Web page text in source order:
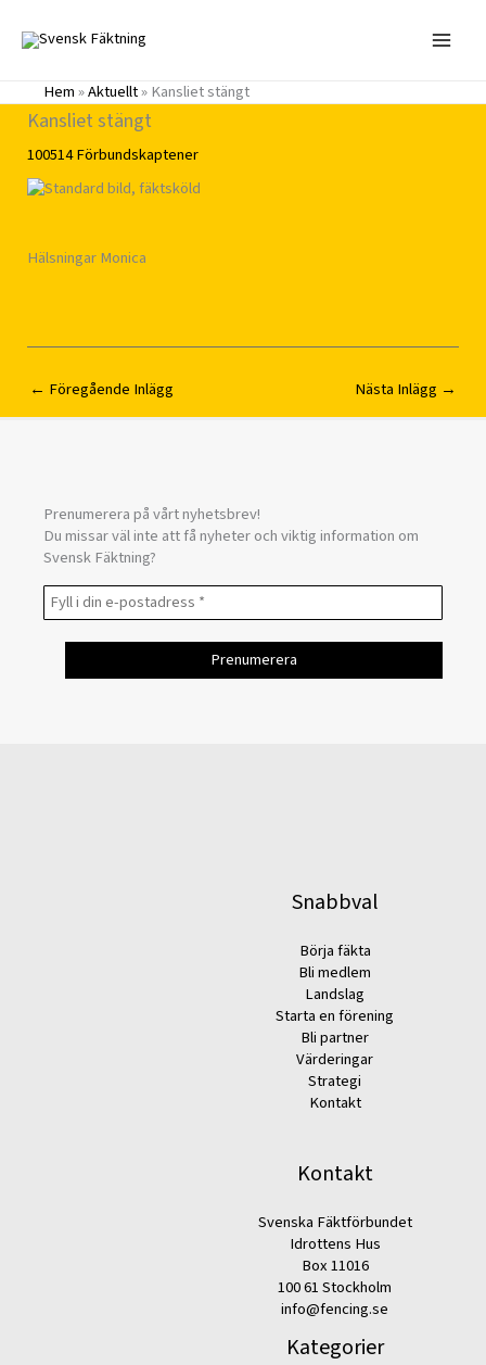
innehåll
Hem»Aktuellt»Kansliet stängt
Kansliet stängt
100514Förbundskaptener
Hälsningar Monica
← Föregående Inlägg Nästa Inlägg →
Prenumerera på vårt nyhetsbrev!
Du missar väl inte att få nyheter och viktig information om
Svensk Fäktning?
Snabbval
Börja fäkta
Bli medlem
Landslag
Starta en förening
Bli partner
Värderingar
Strategi
Kontakt
Kontakt
Svenska Fäktförbundet
Idrottens Hus
Box 11016
100 61 Stockholm
info@fencing.se
Kategorier